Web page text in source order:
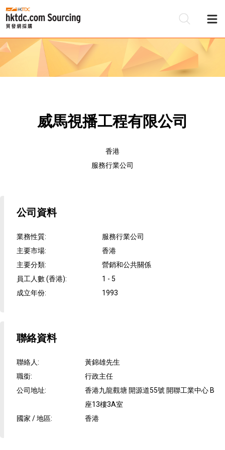
威馬視播工程有限公司
香港
服務行業公司
公司資料
業務性質:
服務行業公司
主要市場:
香港
主要分類:
營銷和公共關係
員工人數 (香港):
1 - 5
成立年份: 1993
聯絡資料
聯絡人:
黃錦雄先生
職銜:
行政主任
公司地址:
香港九龍觀塘 開源道55號 開聯工業中心 B
座13樓3A室
國家 / 地區: 香港